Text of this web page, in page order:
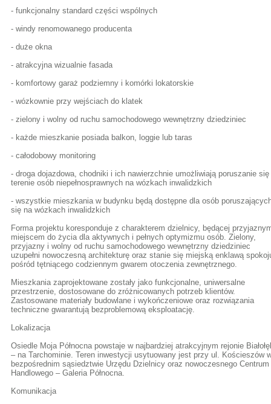
- funkcjonalny standard części wspólnych
- windy renomowanego producenta
- duże okna
- atrakcyjna wizualnie fasada
- komfortowy garaż podziemny i komórki lokatorskie
- wózkownie przy wejściach do klatek
- zielony i wolny od ruchu samochodowego wewnętrzny dziedziniec
- każde mieszkanie posiada balkon, loggie lub taras
- całodobowy monitoring
- droga dojazdowa, chodniki i ich nawierzchnie umożliwiają poruszanie się
terenie osób niepełnosprawnych na wózkach inwalidzkich
- wszystkie mieszkania w budynku będą dostępne dla osób
się na wózkach inwalidzkich
Forma projektu koresponduje z charakterem dzielnicy, będącej
miejscem do życia dla aktywnych i pełnych optymizmu osób. Zielony,
przyjazny i wolny od ruchu samochodowego wewnętrzny dziedziniec
uzupełni nowoczesną architekturę oraz stanie się miejską enklawą
pośród tętniącego codziennym gwarem otoczenia zewnętrznego.
Mieszkania zaprojektowane zostały jako funkcjonalne, uniwersalne
przestrzenie, dostosowane do zróżnicowanych potrzeb klientów.
Zastosowane materiały budowlane i wykończeniowe oraz rozwiązania
techniczne gwarantują bezproblemową eksploatację.
Lokalizacja
Osiedle Moja Północna powstaje w najbardziej atrakcyjnym rejonie
– na Tarchominie. Teren inwestycji usytuowany jest przy ul. Kościeszów
bezpośrednim sąsiedztwie Urzędu Dzielnicy oraz nowoczesnego Centrum
Handlowego – Galeria Północna.
Komunikacja